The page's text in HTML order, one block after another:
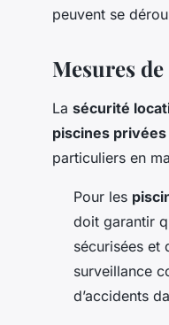
peuvent se
Mesures
La sécurité
piscines privées
particuliers en
Pour les
doit garantir
sécurisées et
surveillance
d’accidents